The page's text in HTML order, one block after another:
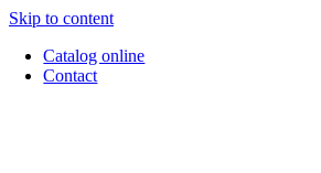
Skip to content
Catalog online
Contact